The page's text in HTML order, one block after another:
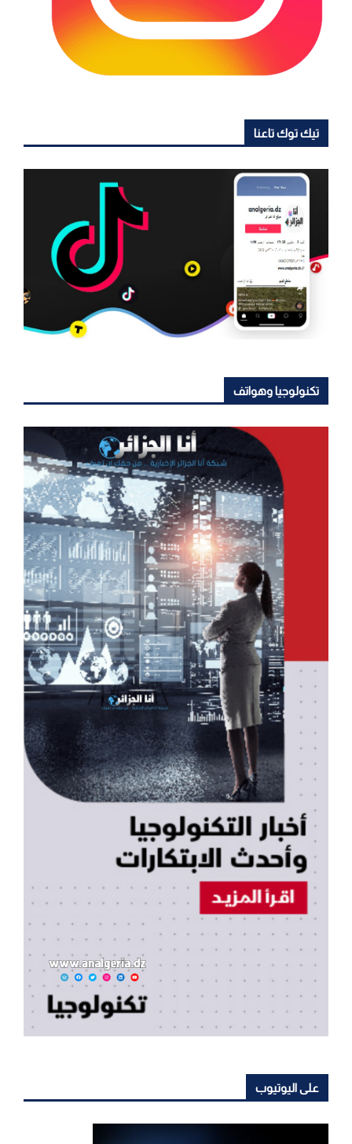
تيك توك تاعنا
تكنولوجيا وهواتف
على اليوتيوب